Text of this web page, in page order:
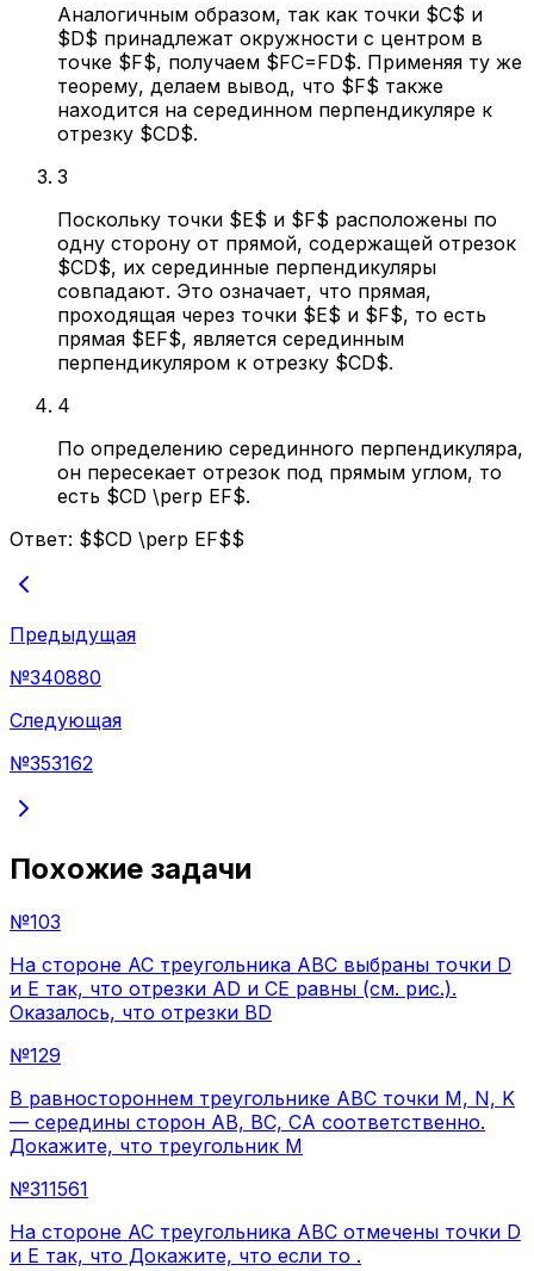
Аналогичным образом, так как точки $C$ и
$D$ принадлежат окружности с центром в
точке $F$, получаем $FC=FD$. Применяя ту же
теорему, делаем вывод, что $F$ также
находится на серединном перпендикуляре к
отрезку $CD$.
3
Поскольку точки $E$ и $F$ расположены по
одну сторону от прямой, содержащей отрезок
$CD$, их серединные перпендикуляры
совпадают. Это означает, что прямая,
проходящая через точки $E$ и $F$, то есть
прямая $EF$, является серединным
перпендикуляром к отрезку $CD$.
4
По определению серединного перпендикуляра,
он пересекает отрезок под прямым углом, то
есть $CD \perp EF$.
Ответ: $$CD \perp EF$$
Предыдущая
№340880
Следующая
№353162
Похожие задачи
№103
На стороне АС треугольника АВС выбраны точки D
и E так, что отрезки AD и CE равны (см. рис.).
Оказалось, что отрезки BD
№129
В равностороннем треугольнике ABC точки M, N, K
— середины сторон АВ, ВС, СА соответственно.
Докажите, что треугольник M
№311561
На стороне AC треугольника ABC отмечены точки D
и E так, что Докажите, что если то .